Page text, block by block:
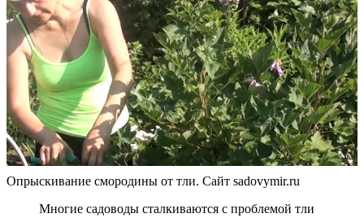
Опрыскивание смородины от тли. Сайт sadovymir.ru
Многие садоводы сталкиваются с проблемой тли